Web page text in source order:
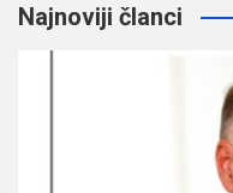
Najnoviji članci